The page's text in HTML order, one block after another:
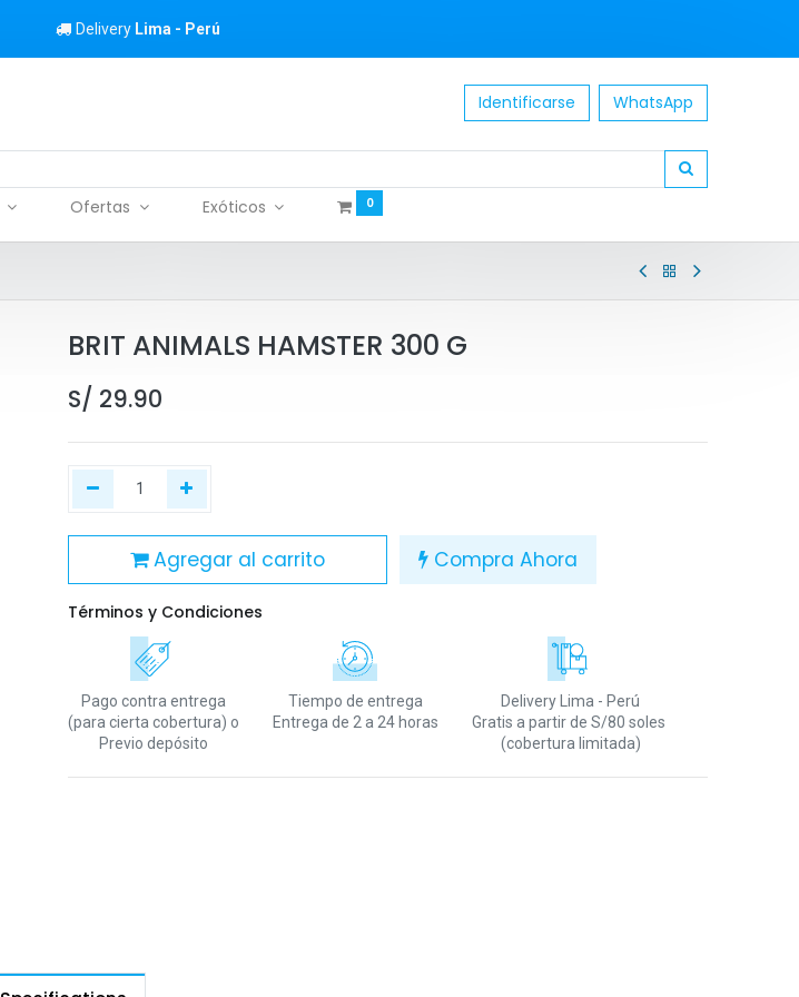
Delivery Lima - Perú
Identificarse WhatsApp
Ofertas Exóticos 0
BRIT ANIMALS HAMSTER 300 G
S/ 29.90
Agregar al carrito Compra Ahora
Términos y Condiciones
Pago contra entrega
(para cierta cobertura) o
Previo depósito
Tiempo de entrega
Entrega de 2 a 24 horas
Delivery Lima - Perú
Gratis a partir de S/80 soles
(cobertura limitada)